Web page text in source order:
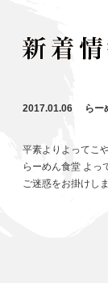
2017.01.06 らー
平素よりよってこ
らーめん食堂 よっ
ご迷惑をお掛けし